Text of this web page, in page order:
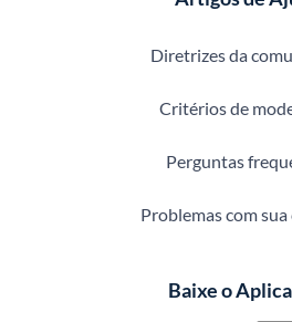
Diretrizes da
Critérios de
Perguntas
Problemas com sua
Baixe o